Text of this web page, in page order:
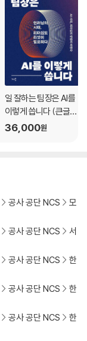
일 잘하는 팀장은 AI를
이렇게 씁니다 (큰글자
책)
36,000원
공사 공단 NCS
모
공사 공단 NCS
서
공사 공단 NCS
한
공사 공단 NCS
한
공사 공단 NCS
한